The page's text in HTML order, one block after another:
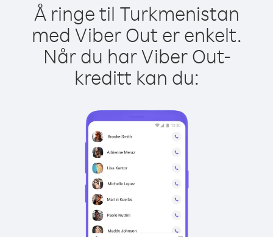
Å ringe til Turkmenistan
med Viber Out er enkelt.
Når du har Viber Out-
kreditt kan du: